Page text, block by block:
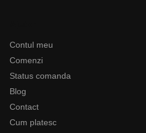
Contul meu
Comenzi
Status comanda
Blog
Contact
Cum platesc